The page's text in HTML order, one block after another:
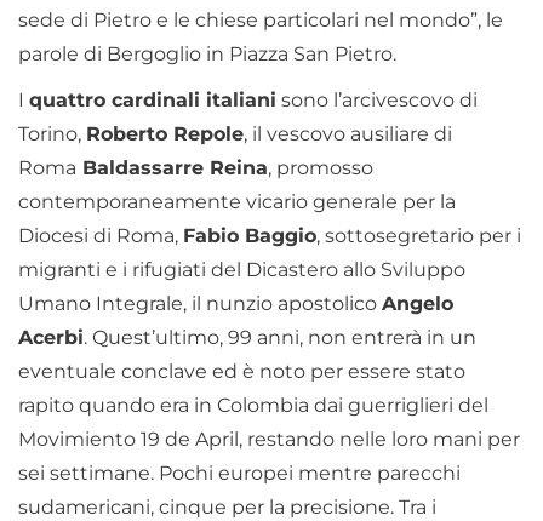
sede di Pietro e le chiese particolari nel mondo”, le
parole di Bergoglio in Piazza San Pietro.
I quattro cardinali italiani sono l’arcivescovo di
Torino, Roberto Repole, il vescovo ausiliare di
Roma Baldassarre Reina, promosso
contemporaneamente vicario generale per la
Diocesi di Roma, Fabio Baggio, sottosegretario per i
migranti e i rifugiati del Dicastero allo Sviluppo
Umano Integrale, il nunzio apostolico Angelo
Acerbi. Quest’ultimo, 99 anni, non entrerà in un
eventuale conclave ed è noto per essere stato
rapito quando era in Colombia dai guerriglieri del
Movimiento 19 de April, restando nelle loro mani per
sei settimane. Pochi europei mentre parecchi
sudamericani, cinque per la precisione. Tra i